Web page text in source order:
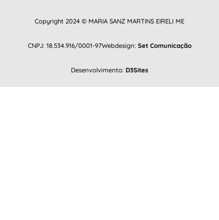
Copyright 2024 © MARIA SANZ MARTINS EIRELI ME
CNPJ: 18.534.916/0001-97Webdesign: Set Comunicação
Desenvolvimento: D3Sites